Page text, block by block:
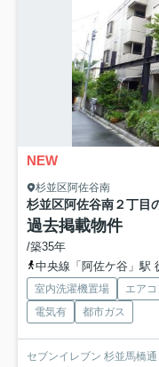
NEW
杉並区阿佐谷南
杉並区阿佐谷南２丁目
過去掲載物件
/築35年
中央線「阿佐ケ谷」駅
室内洗濯機置場 エアコ
電気有
都市ガス
セブンイレブン 杉並馬橋